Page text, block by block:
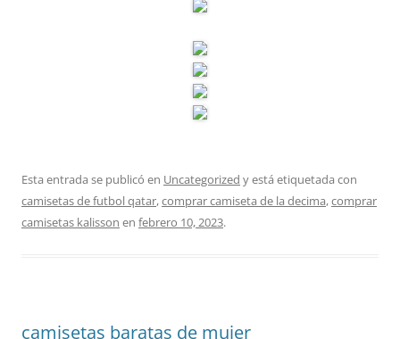
Esta entrada se publicó en Uncategorized y está etiquetada con
camisetas de futbol qatar,comprar camiseta de la decima,comprar
camisetas kalisson en febrero 10, 2023.
camisetas baratas de mujer